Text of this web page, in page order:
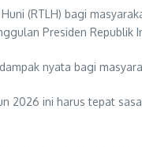
(RTLH) bagi
Presiden
nyata bagi
2026 ini harus tepat